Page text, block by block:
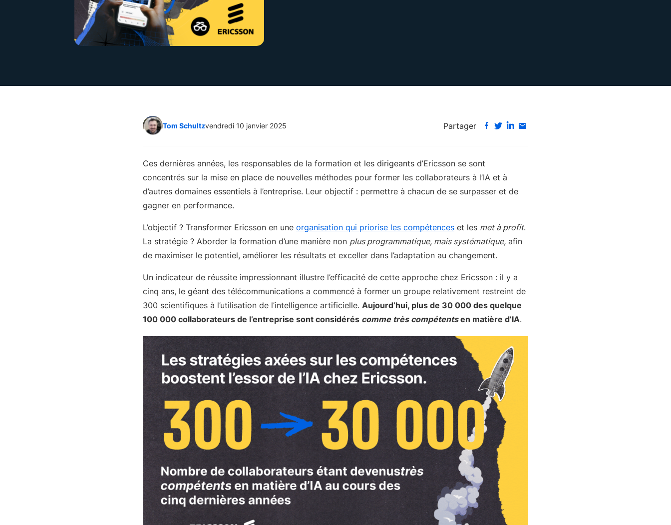
Tom Schultzvendredi 10 janvier 2025 Partager
Ces dernières années, les responsables de la formation et les dirigeants d’Ericsson se sont
concentrés sur la mise en place de nouvelles méthodes pour former les collaborateurs à l’IA et à
d’autres domaines essentiels à l’entreprise. Leur objectif : permettre à chacun de se surpasser et de
gagner en performance.
L’objectif ? Transformer Ericsson en une organisation qui priorise les compétences et les met à profit.
La stratégie ? Aborder la formation d’une manière non plus programmatique, mais systématique, afin
de maximiser le potentiel, améliorer les résultats et exceller dans l’adaptation au changement.
Un indicateur de réussite impressionnant illustre l’efficacité de cette approche chez Ericsson : il y a
cinq ans, le géant des télécommunications a commencé à former un groupe relativement restreint de
300 scientifiques à l’utilisation de l’intelligence artificielle. Aujourd’hui, plus de 30 000 des quelque
100 000 collaborateurs de l’entreprise sont considérés comme très compétentsen matière d’IA.